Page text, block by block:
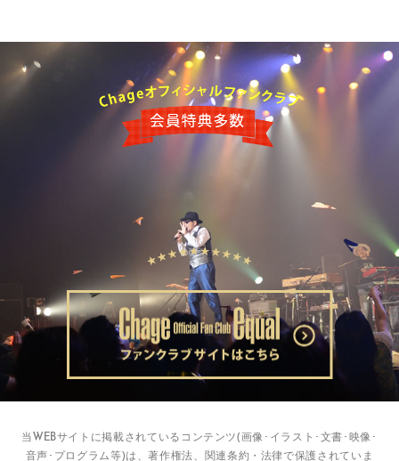
当WEBサイトに掲載されているコンテンツ(画像･イラスト･文書･映像･
音声･プログラム等)は、著作権法、関連条約・法律で保護されていま